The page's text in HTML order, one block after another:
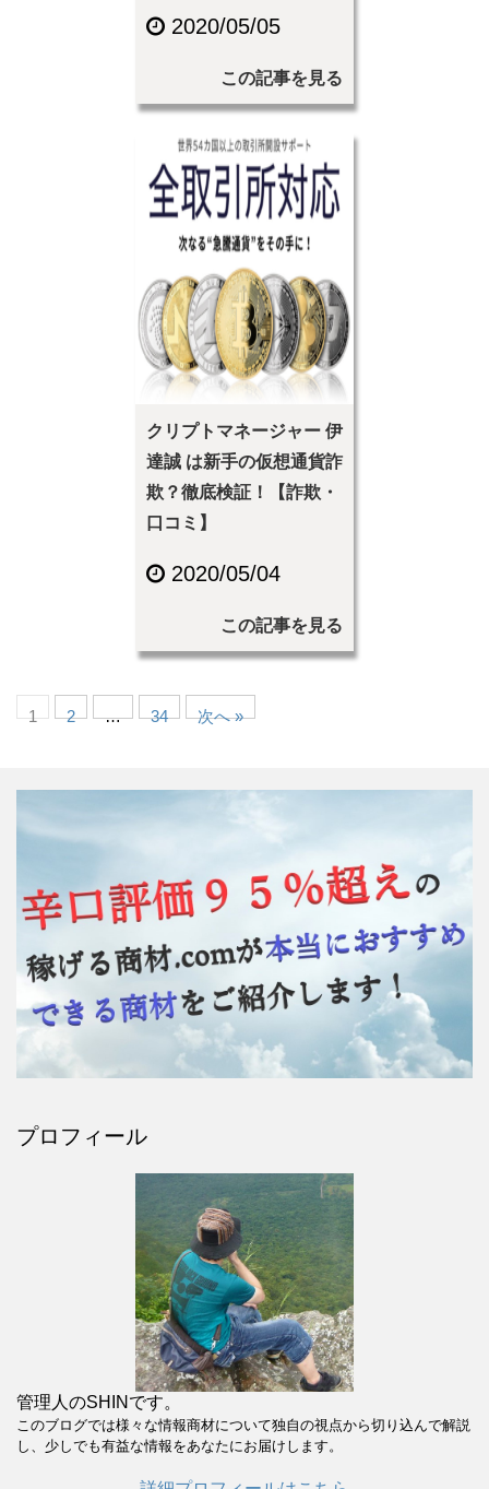
2020/05/05
この記事を見る
クリプトマネージャー 伊
達誠 は新手の仮想通貨詐
欺？徹底検証！【詐欺・
口コミ】
2020/05/04
この記事を見る
1 2 … 34 次へ »
プロフィール
管理人のSHINです。
このブログでは様々な情報商材について独自の視点から切り込んで解説
し、少しでも有益な情報をあなたにお届けします。